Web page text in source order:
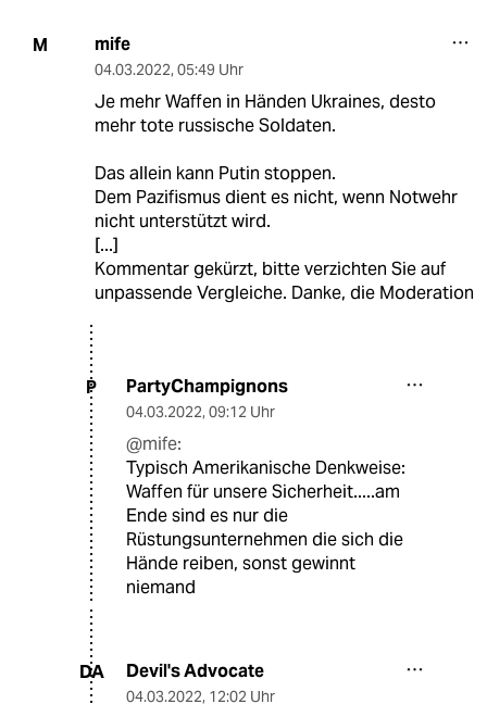
M mife
04.03.2022, 05:49 Uhr
Je mehr Waffen in Händen Ukraines, desto
mehr tote russische Soldaten.
Das allein kann Putin stoppen.
Dem Pazifismus dient es nicht, wenn Notwehr
nicht unterstützt wird.
[...]
Kommentar gekürzt, bitte verzichten Sie auf
unpassende Vergleiche. Danke, die Moderation
P PartyChampignons
04.03.2022, 09:12 Uhr
@mife:
Typisch Amerikanische Denkweise:
Waffen für unsere Sicherheit.....am
Ende sind es nur die
Rüstungsunternehmen die sich die
Hände reiben, sonst gewinnt
niemand
DA Devil's Advocate
04.03.2022, 12:02 Uhr